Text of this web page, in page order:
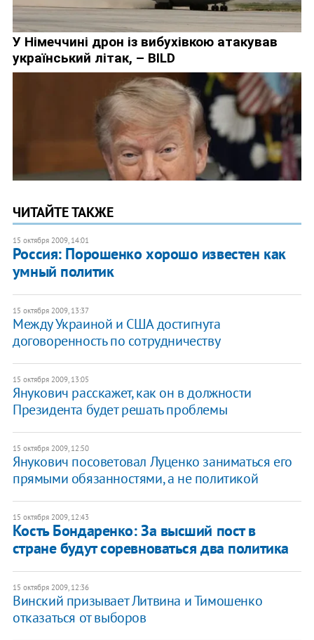
ЧИТАЙТЕ ТАКЖЕ
15 октября 2009, 14:01
Россия: Порошенко хорошо известен как
умный политик
15 октября 2009, 13:37
Между Украиной и США достигнута
договоренность по сотрудничеству
15 октября 2009, 13:05
Янукович расскажет, как он в должности
Президента будет решать проблемы
15 октября 2009, 12:50
Янукович посоветовал Луценко заниматься его
прямыми обязанностями, а не политикой
15 октября 2009, 12:43
Кость Бондаренко: За высший пост в
стране будут соревноваться два политика
15 октября 2009, 12:36
Винский призывает Литвина и Тимошенко
отказаться от выборов